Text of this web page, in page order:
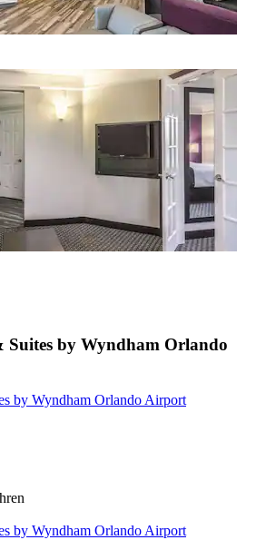
by Wyndham Orlando
by Wyndham Orlando Airport
by Wyndham Orlando Airport